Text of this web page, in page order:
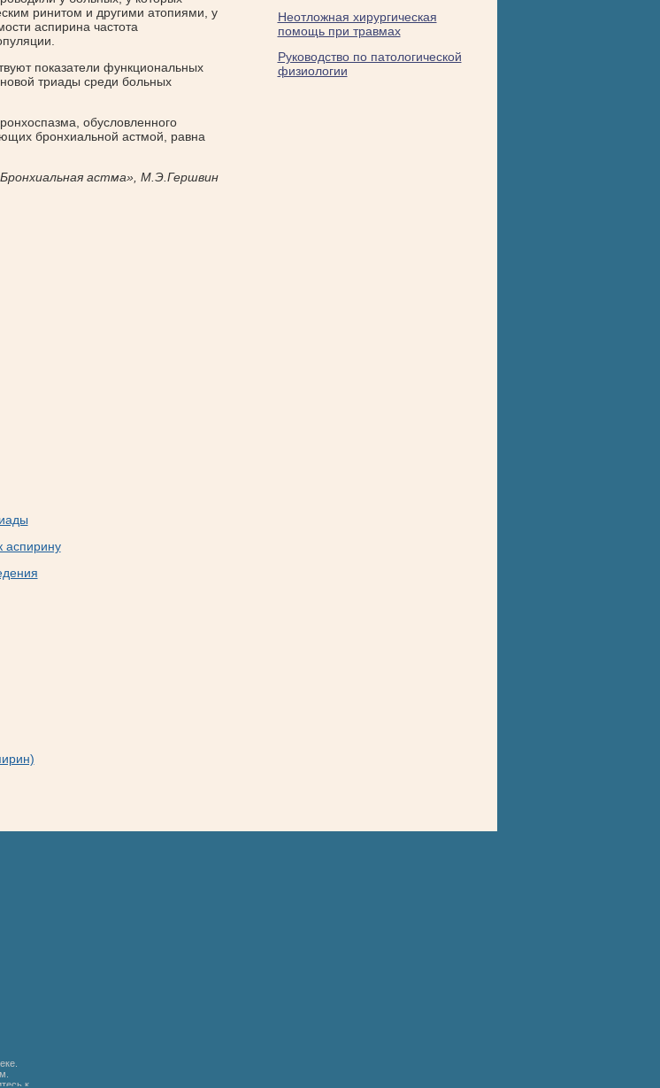
ринитом и другими атопиями, у
аспирина частота
показатели функциональных
триады среди больных
обусловленного
бронхиальной астмой, равна
астма», М.Э.Гершвин
аспирину
Неотложная хирургическая
помощь при травмах
Руководство по патологической
физиологии
к